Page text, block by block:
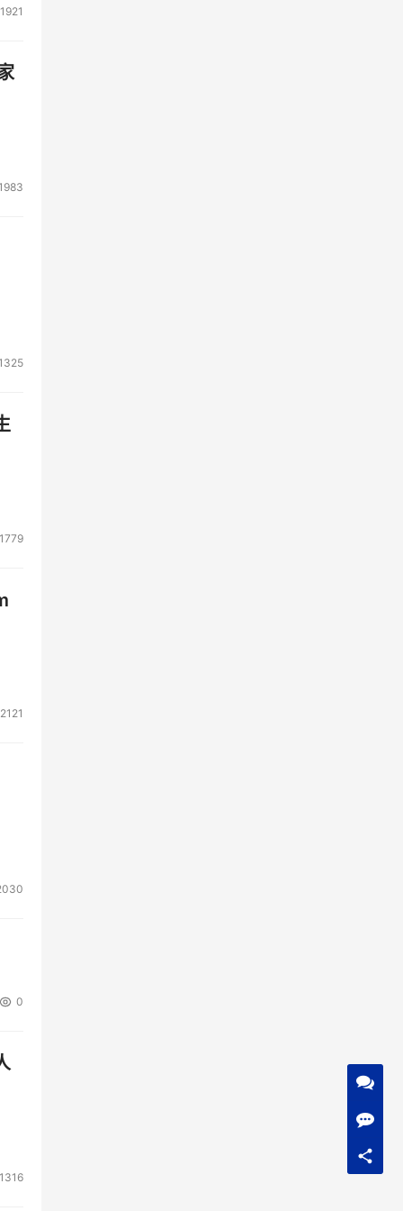
1921
1779
2121
0
1316